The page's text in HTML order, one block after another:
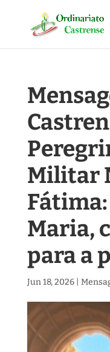
Militar
Fátima:
Maria,
para a
Jun 18, 2026|